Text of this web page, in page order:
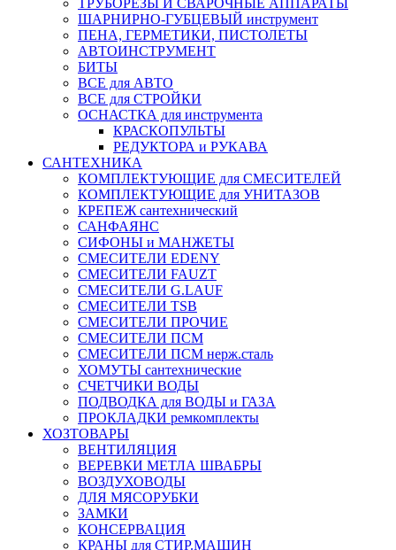
ШАРНИРНО-ГУБЦЕВЫЙ инструмент
ПЕНА, ГЕРМЕТИКИ, ПИСТОЛЕТЫ
АВТОИНСТРУМЕНТ
БИТЫ
ВСЕ для АВТО
ВСЕ для СТРОЙКИ
ОСНАСТКА для инструмента
КРАСКОПУЛЬТЫ
РЕДУКТОРА и РУКАВА
САНТЕХНИКА
КОМПЛЕКТУЮЩИЕ для СМЕСИТЕЛЕЙ
КОМПЛЕКТУЮЩИЕ для УНИТАЗОВ
КРЕПЕЖ сантехнический
САНФАЯНС
СИФОНЫ и МАНЖЕТЫ
СМЕСИТЕЛИ EDENY
СМЕСИТЕЛИ FAUZT
СМЕСИТЕЛИ G.LAUF
СМЕСИТЕЛИ TSB
СМЕСИТЕЛИ ПРОЧИЕ
СМЕСИТЕЛИ ПСМ
СМЕСИТЕЛИ ПСМ нерж.сталь
ХОМУТЫ сантехнические
СЧЕТЧИКИ ВОДЫ
ПОДВОДКА для ВОДЫ и ГАЗА
ПРОКЛАДКИ ремкомплекты
ХОЗТОВАРЫ
ВЕНТИЛЯЦИЯ
ВЕРЕВКИ МЕТЛА ШВАБРЫ
ВОЗДУХОВОДЫ
ДЛЯ МЯСОРУБКИ
ЗАМКИ
КОНСЕРВАЦИЯ
КРАНЫ для СТИР.МАШИН